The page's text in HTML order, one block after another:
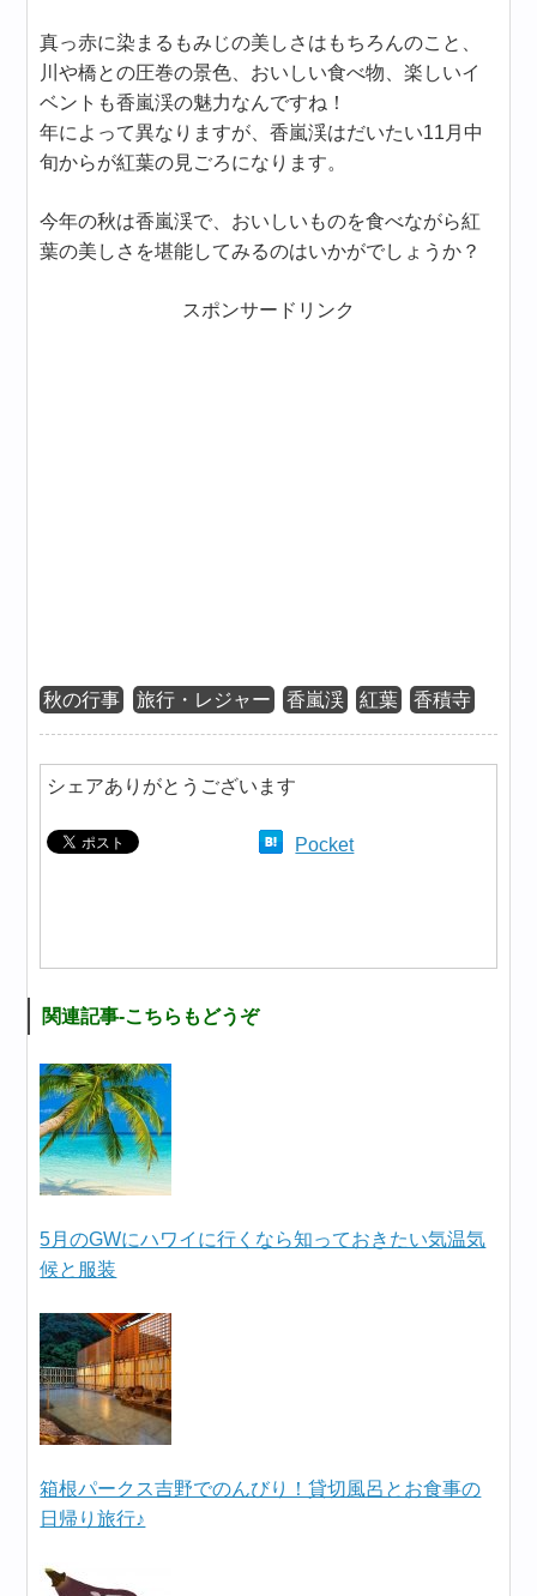
真っ赤に染まるもみじの美しさはもちろんのこと、
川や橋との圧巻の景色、おいしい食べ物、楽しいイ
ベントも香嵐渓の魅力なんですね！
年によって異なりますが、香嵐渓はだいたい11月中
旬からが紅葉の見ごろになります。
今年の秋は香嵐渓で、おいしいものを食べながら紅
葉の美しさを堪能してみるのはいかがでしょうか？
スポンサードリンク
秋の行事 旅行・レジャー 香嵐渓 紅葉 香積寺
シェアありがとうございます
Pocket
関連記事-こちらもどうぞ
5月のGWにハワイに行くなら知っておきたい気温気
候と服装
箱根パークス吉野でのんびり！貸切風呂とお食事の
日帰り旅行♪